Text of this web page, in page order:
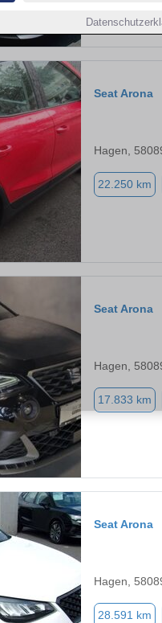
Seat Arona
Hagen,
22.250 km
Seat Arona
Hagen,
17.833 km
Seat Arona
Hagen,
28.591 km